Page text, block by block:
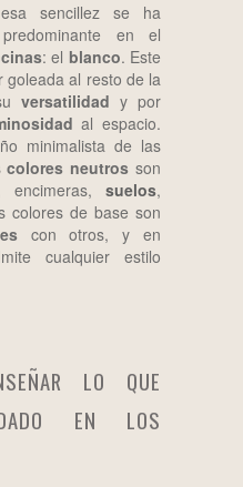
sencillez se ha
en el
: el blanco. Este
goleada al resto de la
versatilidad y por
al espacio.
minimalista de las
colores neutros son
encimeras, suelos,
colores de base son
con otros, y en
cualquier estilo
LO QUE
EN LOS